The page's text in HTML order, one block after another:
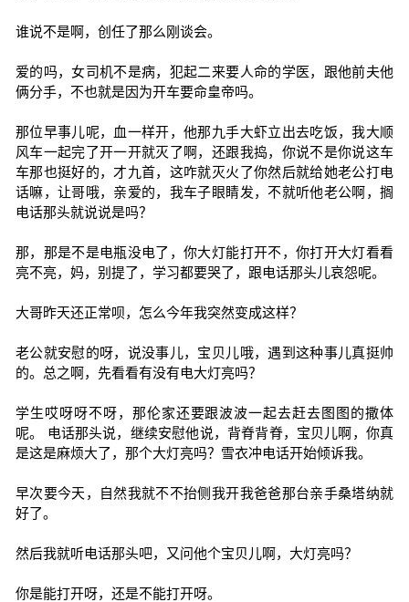
谁说不是啊，创任了那么刚谈会。
爱的吗，女司机不是病，犯起二来要人命的学医，跟他前夫他
俩分手，不也就是因为开车要命皇帝吗。
那位早事儿呢，血一样开，他那九手大虾立出去吃饭，我大顺
风车一起完了开一开就灭了啊，还跟我捣，你说不是你说这车
车那也挺好的，才九首，这咋就灭火了你然后就给她老公打电
话嘛，让哥哦，亲爱的，我车子眼睛发，不就听他老公啊，搁
电话那头就说说是吗？
那，那是不是电瓶没电了，你大灯能打开不，你打开大灯看看
亮不亮，妈，别提了，学习都要哭了，跟电话那头儿哀怨呢。
大哥昨天还正常呗，怎么今年我突然变成这样？
老公就安慰的呀，说没事儿，宝贝儿哦，遇到这种事儿真挺帅
的。总之啊，先看看有没有电大灯亮吗？
学生哎呀呀不呀，那伦家还要跟波波一起去赶去图图的撒体
呢。 电话那头说，继续安慰他说，背脊背脊，宝贝儿啊，你真
是这是麻烦大了，那个大灯亮吗？雪衣冲电话开始倾诉我。
早次要今天，自然我就不不抬侧我开我爸爸那台亲手桑塔纳就
好了。
然后我就听电话那头吧，又问他个宝贝儿啊，大灯亮吗？
你是能打开呀，还是不能打开呀。